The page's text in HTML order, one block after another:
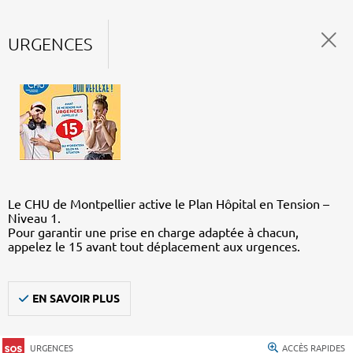
URGENCES
Le CHU de Montpellier active le Plan Hôpital en Tension –
Niveau 1.
Pour garantir une prise en charge adaptée à chacun,
appelez le 15 avant tout déplacement aux urgences.
EN SAVOIR PLUS
URGENCES ACCÈS RAPIDES